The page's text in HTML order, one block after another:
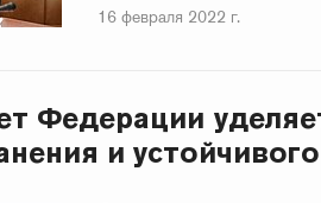
16 февраля 2022 г.
Федерации
и